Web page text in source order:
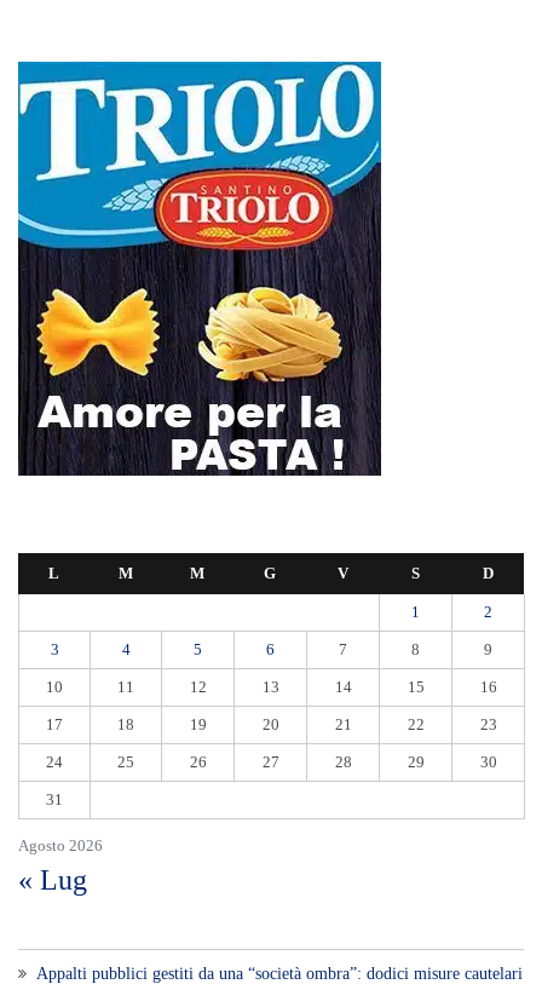
Agosto 2026
L M M G V S D
1 2
3 4 5 6 7 8 9
10 11 12 13 14 15 16
17 18 19 20 21 22 23
24 25 26 27 28 29 30
31
« Lug
Appalti pubblici gestiti da una “società ombra”: dodici misure cautelari